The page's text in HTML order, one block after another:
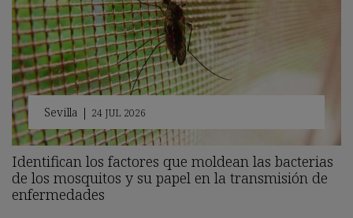
Sevilla | 24 JUL 2026
Identifican los factores que moldean las bacterias
de los mosquitos y su papel en la transmisión de
enfermedades